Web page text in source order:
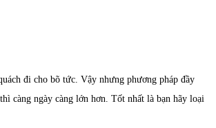
đi cho bõ tức. Vậy nhưng phương pháp đầy
càng ngày càng lớn hơn. Tốt nhất là bạn hãy loại